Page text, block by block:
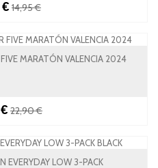
14,95 €
MARATÓN VALENCIA 2024
22,90 €
EVERYDAY LOW 3-PACK